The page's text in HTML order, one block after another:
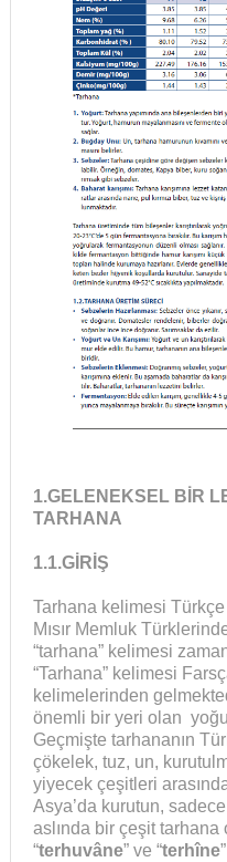
1.GELENEKSEL BİR
TARHANA
1.1.GİRİŞ
Tarhana kelimesi
Mısır Memluk
“tarhana” kelimesi
“Tarhana” kelimesi
kelimelerinden
önemli bir yeri olan
Geçmişte tarhananın
çökelek, tuz, un,
yiyecek çeşitleri
Asya’da kurutun,
aslında bir çeşit tarhana
“terhuvâne” ve “terhîne